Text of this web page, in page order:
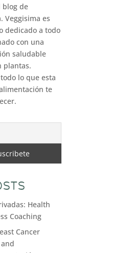
blog de
Veggisima es
dedicado a todo
con una
saludable
plantas.
lo que esta
te
Health
Coaching
Cancer